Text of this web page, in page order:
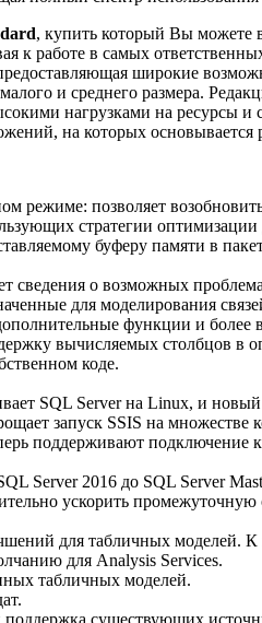
, купить который Вы можете
к работе в самых
широкие
и среднего размера.
нагрузками на ресурсы
на которых основывается
режиме: позволяет
стратегии
буферу памяти в
сведения о возможных
для моделирования
функции и более
вычисляемых столбцов
коде.
SQL Server на Linux, и
запуск SSIS на множестве
поддерживают
Server 2016 до SQL Server
ускорить
для табличных моделей.
для Analysis Services.
табличных моделей.
существующих